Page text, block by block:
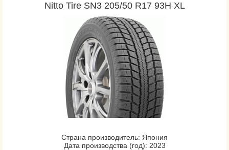
Nitto Tire SN3 205/50 R17 93H XL
Страна производитель: Япония
Дата производства (год): 2023